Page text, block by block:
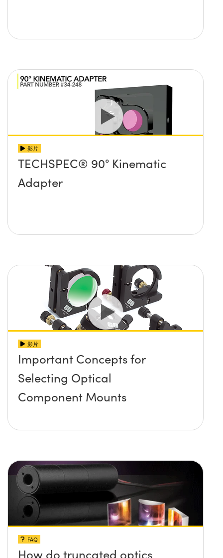
影片
TECHSPEC® 90° Kinematic
Adapter
影片
Important Concepts for
Selecting Optical
Component Mounts
FAQ
How do truncated optics